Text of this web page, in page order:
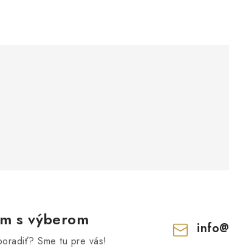
s výberom
Sme tu pre vás!
info@